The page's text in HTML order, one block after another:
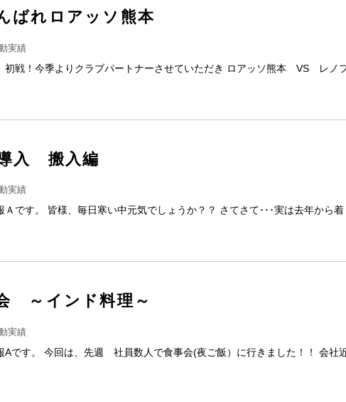
ばれロアッソ熊本
実績
戦！今季よりクラブパートナーさせていただき ロアッソ熊本 VS レノ
入 搬入編
実績
です。 皆様、毎日寒い中元気でしょうか？？ さてさて･･･実は去年から着
～インド料理～
実績
です。 今回は、先週 社員数人で食事会(夜ご飯）に行きました！！ 会社